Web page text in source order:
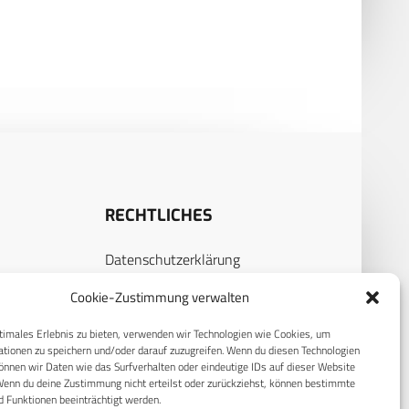
Cookie-Zustimmung verwalten
Erlebnis zu bieten, verwenden wir Technologien wie Cookies, um
zu speichern und/oder darauf zuzugreifen. Wenn du diesen Technologien
wir Daten wie das Surfverhalten oder eindeutige IDs auf dieser Website
du deine Zustimmung nicht erteilst oder zurückziehst, können bestimmte
Funktionen beeinträchtigt werden.
RECHTLICHES
Datenschutzerklärung
Cookie-Richtlinie (EU)
Compliance
Impressum